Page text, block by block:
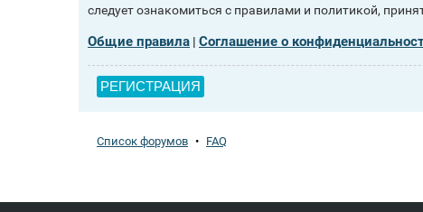
следует ознакомиться с правилами и политикой,
Общие правила | Соглашение о
РЕГИСТРАЦИЯ
Список форумов • FAQ